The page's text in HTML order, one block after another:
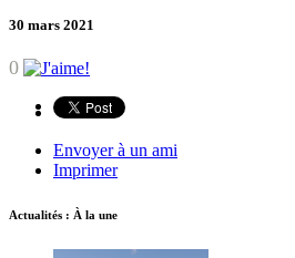
30 mars 2021
0
Envoyer à un ami
Imprimer
Actualités : À la une